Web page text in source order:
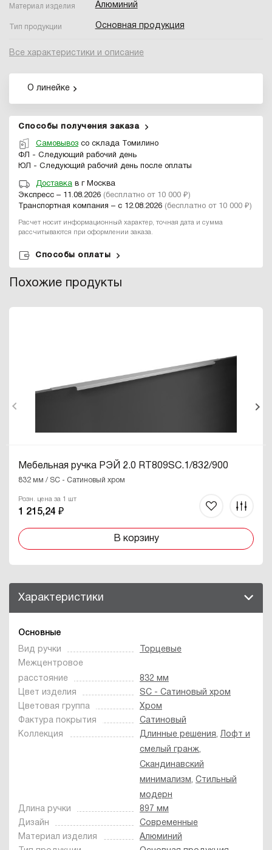
Материал изделия Алюминий
Тип продукции Основная продукция
Все характеристики и описание
О линейке
Способы получения заказа
Самовывоз со склада Томилино
ФЛ - Следующий рабочий день
ЮЛ - Следующий рабочий день после оплаты
Доставка в г Москва
Экспресс – 11.08.2026 (бесплатно от 10 000 ₽)
Транспортная компания – с 12.08.2026 (бесплатно от 10 000 ₽)
Расчет носит информационный характер, точная дата и сумма
рассчитываются при оформлении заказа.
Способы оплаты
Похожие продукты
Мебельная ручка РЭЙ 2.0 RT809SC.1/832/900
832 мм / SC - Сатиновый хром
Розн. цена за 1 шт
1 215,24 ₽
В корзину
Характеристики
Основные
Вид ручки
Торцевые
Межцентровое
расстояние
832 мм
Цвет изделия
SC - Сатиновый хром
Цветовая группа
Хром
Фактура покрытия
Сатиновый
Коллекция
Длинные решения,Лофт и
смелый гранж,
Скандинавский
минимализм, Стильный
модерн
Длина ручки
897 мм
Дизайн
Современные
Материал изделия
Алюминий